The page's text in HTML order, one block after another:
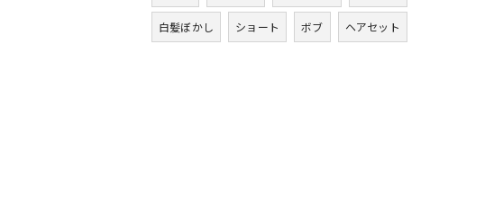
白髪ぼかし ショート ボブ ヘアセット